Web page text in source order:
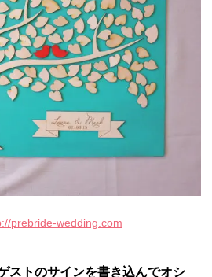
prebride-wedding.com
ストのサインを書き込んでオシ